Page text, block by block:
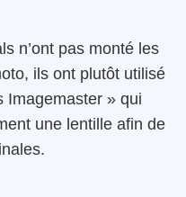
n’ont pas monté les
ils ont plutôt utilisé
Imagemaster » qui
une lentille afin de